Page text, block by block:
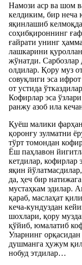
Намози аср ва шом
келдиким, бир неча
яқинлашиб
соҳибқироннинг
ғайрати унинг
лашкарини
жўнатди.
олдилар. Қору муз
совуқлиги эса
от устида
Кофирлар эса
ранжу азоб ила
Қуёш малики
қоронғу зулматни
тўрт томондан
Ёш паҳлавон
кетдилар, кофирлар
яқин
да, ҳеч бир
мустаҳкам эдилар.
қараб, маслаҳат
кеча-кундуздан
шохлари, қору
қўйиб, юмалатиб
Уларнинг орқасидан
душманга ҳужум
нобуд этдилар…